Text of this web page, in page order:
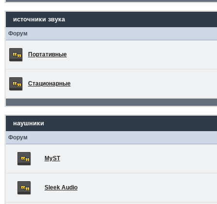
источники звука
Форум
Портативные
Стационарные
наушники
Форум
MyST
Sleek Audio